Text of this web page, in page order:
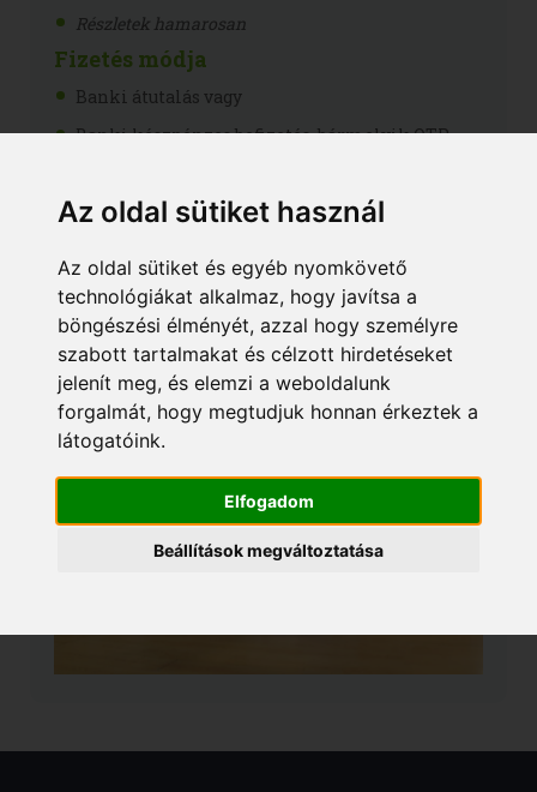
Az oldal sütiket használ
Az oldal sütiket és egyéb nyomkövető
technológiákat alkalmaz, hogy javítsa a
böngészési élményét, azzal hogy személyre
szabott tartalmakat és célzott hirdetéseket
jelenít meg, és elemzi a weboldalunk
forgalmát, hogy megtudjuk honnan érkeztek a
látogatóink.
Elfogadom
Beállítások megváltoztatása
Részletek hamarosan
Fizetés módja
Banki átutalás vagy
Banki készpénzes befizetés, bármelyik OTP
Kft.
A Közlemény rovatban fel kell tüntetni az online
jelentkezést követően általunk küldött díjbekérő
azonosítóját és a jelentkező nevét!
Nyílvántartásba vételi szám: B/2020/000294